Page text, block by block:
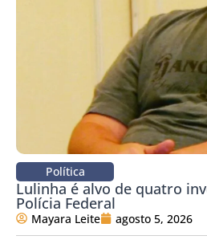
Política
Lulinha é alvo de quatro
Polícia Federal
Mayara Leite agosto 5, 2026